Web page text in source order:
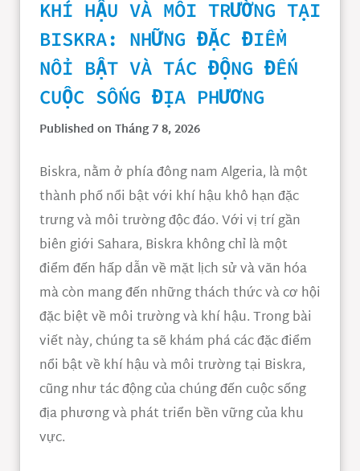
KHÍ HẬU VÀ MÔI TRƯỜNG TẠI
BISKRA: NHỮNG ĐẶC ĐIỂM
NỔI BẬT VÀ TÁC ĐỘNG ĐẾN
CUỘC SỐNG ĐỊA PHƯƠNG
Published on Tháng 7 8, 2026
Biskra, nằm ở phía đông nam Algeria, là một
thành phố nổi bật với khí hậu khô hạn đặc
trưng và môi trường độc đáo. Với vị trí gần
biên giới Sahara, Biskra không chỉ là một
điểm đến hấp dẫn về mặt lịch sử và văn hóa
mà còn mang đến những thách thức và cơ hội
đặc biệt về môi trường và khí hậu. Trong bài
viết này, chúng ta sẽ khám phá các đặc điểm
nổi bật về khí hậu và môi trường tại Biskra,
cũng như tác động của chúng đến cuộc sống
địa phương và phát triển bền vững của khu
vực.